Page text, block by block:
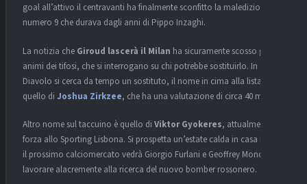
goal all’attivo il centravanti ha finalmente sconfitto la maledizione del
numero 9 che durava dagli anni di Pippo Inzaghi.
La notizia che Giroud lascerà il Milan ha sicuramente scosso gli
animi dei tifosi, che si interrogano su chi potrebbe sostituirlo. In casa
Diavolo si cerca da tempo un sostituto, il nome in cima alla lista è
quello di Joshua Zirkzee, che ha una valutazione di circa 40 milioni.
Altro nome sul taccuino è quello di Viktor Gyokeres, attualmente in
forza allo Sporting Lisbona. Si prospetta un’estate calda in casa Milan:
il prossimo calciomercato vedrà Giorgio Furlani e Geoffrey Moncada
lavorare alacremente alla ricerca del nuovo bomber rossonero.